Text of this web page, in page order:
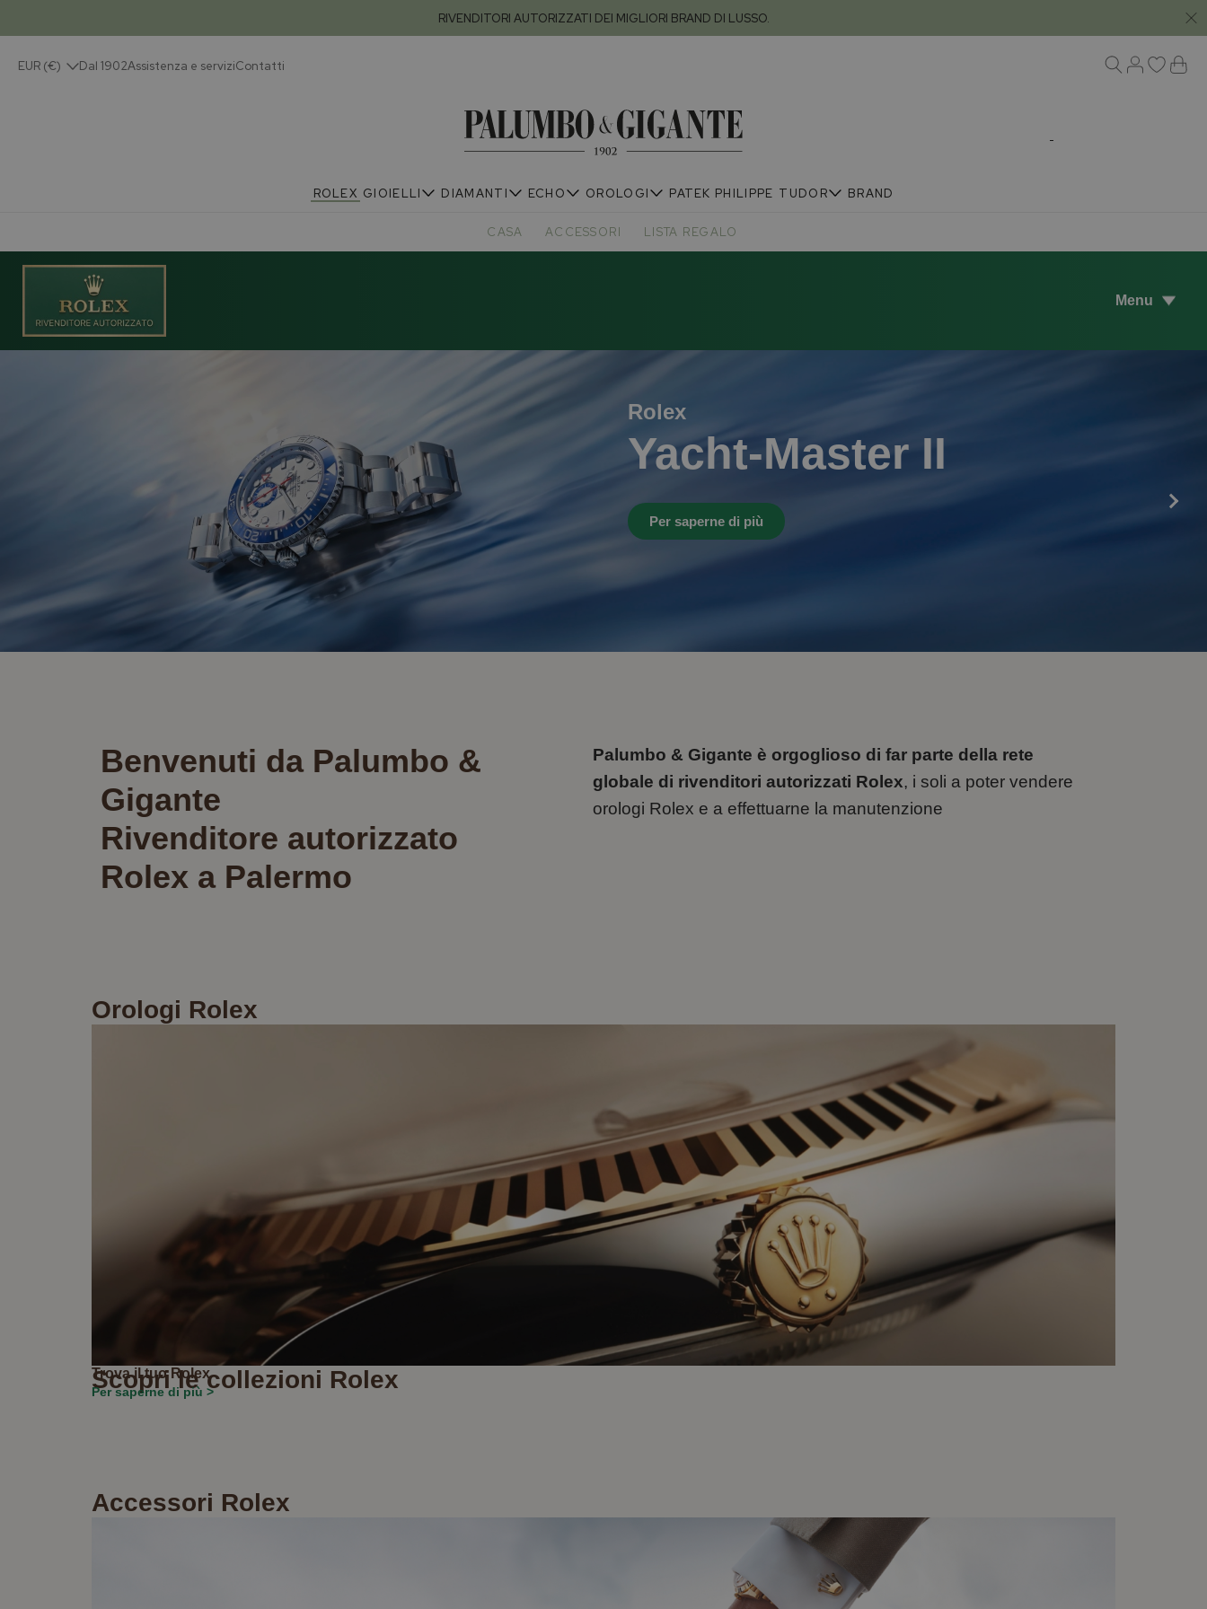
RIVENDITORI AUTORIZZATI DEI MIGLIORI BRAND DI LUSSO.
EUR (€) Dal 1902Assistenza e serviziContatti
ROLEX GIOIELLI DIAMANTI ECHO OROLOGI PATEK PHILIPPE TUDOR BRAND
CASA ACCESSORI LISTA REGALO
Menu
Rolex
Yacht-Master II
Per saperne di più
Benvenuti da Palumbo &
Gigante
Rivenditore autorizzato
Rolex a Palermo
Palumbo & Gigante è orgoglioso di far parte della rete
globale di rivenditori autorizzati Rolex, i soli a poter vendere
orologi Rolex e a effettuarne la manutenzione
Orologi Rolex
Trova il tuo Rolex
Scopri le collezioni Rolex
Per saperne di più >
Accessori Rolex